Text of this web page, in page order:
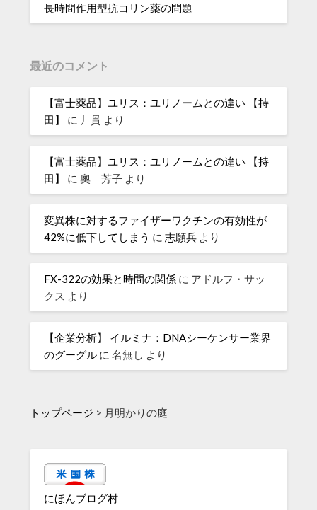
長時間作用型抗コリン薬の問題
最近のコメント
【富士薬品】ユリス：ユリノームとの違い 【持
田】
に 丿貫 より
【富士薬品】ユリス：ユリノームとの違い 【持
田】
に奧 芳子 より
変異株に対するファイザーワクチンの有効性が
42%に低下してしまう に志願兵 より
FX-322の効果と時間の関係 に アドルフ・サッ
クス より
【企業分析】 イルミナ：DNAシーケンサー業界
のグーグル に名無し より
トップページ > 月明かりの庭
にほんブログ村